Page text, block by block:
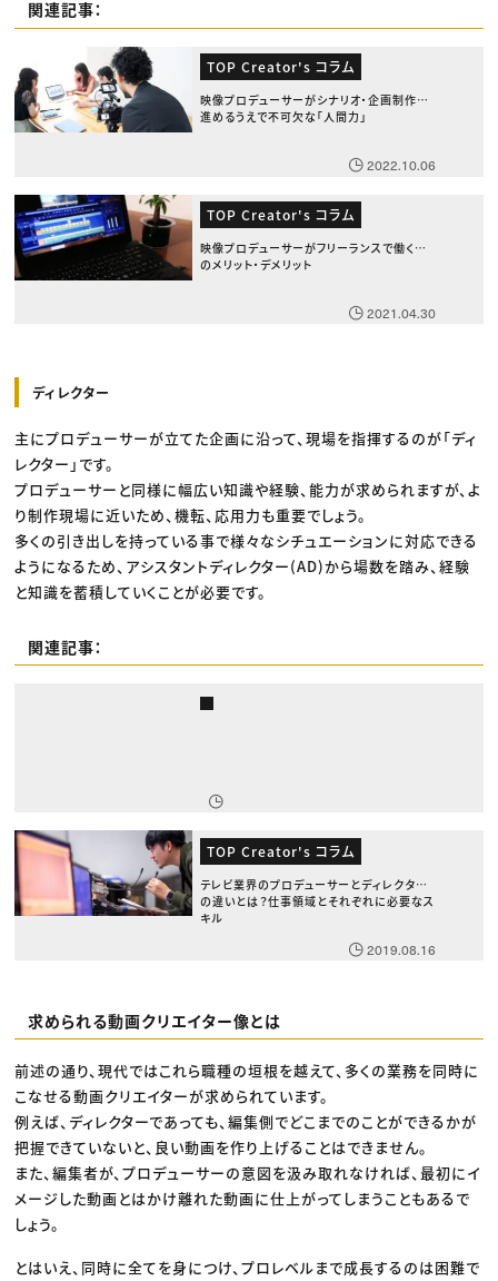
関連記事：
TOP Creator's コラム
映像プロデューサーがシナリオ・企画制作を
進めるうえで不可欠な「人間力」
2022.10.06
TOP Creator's コラム
映像プロデューサーがフリーランスで働く時
のメリット・デメリット
2021.04.30
ディレクター
主にプロデューサーが立てた企画に沿って、現場を指揮するのが「ディ
レクター」です。
プロデューサーと同様に幅広い知識や経験、能力が求められますが、よ
り制作現場に近いため、機転、応用力も重要でしょう。
多くの引き出しを持っている事で様々なシチュエーションに対応できる
ようになるため、アシスタントディレクター(AD)から場数を踏み、経験
と知識を蓄積していくことが必要です。
関連記事：
TOP Creator's コラム
テレビ業界のプロデューサーとディレクター
の違いとは？仕事領域とそれぞれに必要なス
キル
2019.08.16
求められる動画クリエイター像とは
前述の通り、現代ではこれら職種の垣根を越えて、多くの業務を同時に
こなせる動画クリエイターが求められています。
例えば、ディレクターであっても、編集側でどこまでのことができるかが
把握できていないと、良い動画を作り上げることはできません。
また、編集者が、プロデューサーの意図を汲み取れなければ、最初にイ
メージした動画とはかけ離れた動画に仕上がってしまうこともあるで
しょう。
とはいえ、同時に全てを身につけ、プロレベルまで成長するのは困難で